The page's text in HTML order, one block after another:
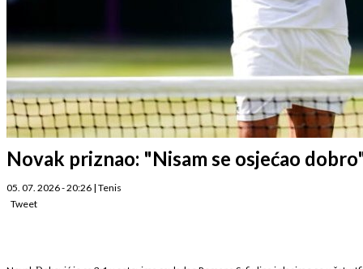
Novak priznao: "Nisam se osjećao
05. 07. 2026 - 20:26 | Tenis
Tweet